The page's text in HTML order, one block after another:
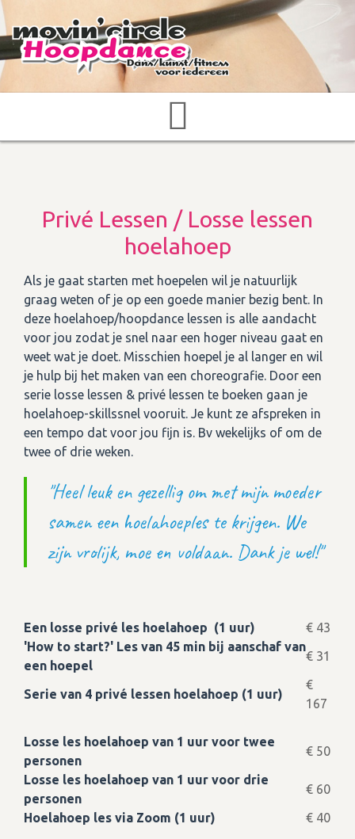
Privé Lessen / Losse lessen
hoelahoep
Als je gaat starten met hoepelen wil je natuurlijk
graag weten of je op een goede manier bezig bent. In
deze hoelahoep/hoopdance lessen is alle aandacht
voor jou zodat je snel naar een hoger niveau gaat en
weet wat je doet. Misschien hoepel je al langer en wil
je hulp bij het maken van een choreografie. Door een
serie losse lessen & privé lessen te boeken gaan je
hoelahoep-skillssnel vooruit. Je kunt ze afspreken in
een tempo dat voor jou fijn is. Bv wekelijks of om de
twee of drie weken.
"Heel leuk en gezellig om met mijn moeder
samen een hoelahoeples te krijgen. We
zijn vrolijk, moe en voldaan. Dank je wel!"
Een losse privé les hoelahoep (1 uur)
€ 43
'How to start?' Les van 45 min bij aanschaf van
een hoepel
€ 31
Serie van 4 privé lessen hoelahoep (1 uur)
€
167
Losse les hoelahoep van 1 uur voor twee
personen
€ 50
Losse les hoelahoep van 1 uur voor drie
personen
€ 60
Hoelahoep les via Zoom (1 uur)
€ 40